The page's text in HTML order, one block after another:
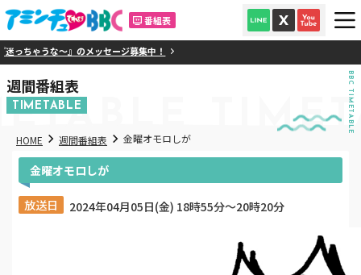
番組表
っちゃうな～』のメッセージ募集中！
週間番組表
TIMETABLE BBC TIMETABLE
HOME 週間番組表 金曜オモロしが
金曜オモロしが
放送日 2024年04月05日(金) 18時55分〜20時20分